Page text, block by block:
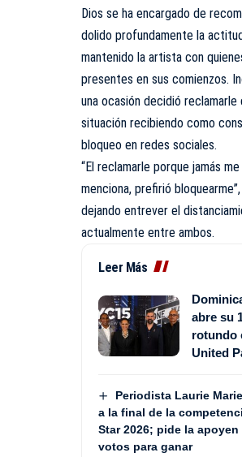
Dios se ha encargado de
dolido profundamente la
mantenido la artista con
presentes en sus comienzos.
una ocasión decidió
situación recibiendo como
bloqueo en redes sociales.
“El reclamarle porque jamás
menciona, prefirió
dejando entrever el
actualmente entre ambos.
Leer Más
abre su
rotundo
United
Periodista Laurie
a la final de la
Star 2026; pide la
votos para ganar